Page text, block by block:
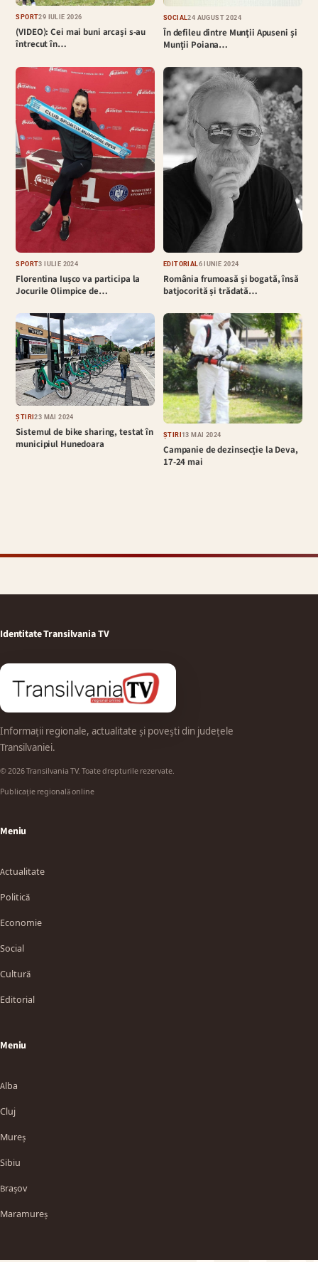
SPORT29 IULIE 2026
(VIDEO): Cei mai buni arcași s-au
întrecut în…
SOCIAL24 AUGUST 2024
În defileu dintre Munţii Apuseni şi
Munţii Poiana…
SPORT3 IULIE 2024
Florentina Iușco va participa la
Jocurile Olimpice de…
EDITORIAL6 IUNIE 2024
România frumoasă și bogată, însă
batjocorită și trădată…
ȘTIRI23 MAI 2024
Sistemul de bike sharing, testat în
municipiul Hunedoara
ȘTIRI13 MAI 2024
Campanie de dezinsecție la Deva,
17-24 mai
Identitate Transilvania TV
Informații regionale, actualitate și povești din județele
Transilvaniei.
© 2026 Transilvania TV. Toate drepturile rezervate.
Publicație regională online
Meniu
Actualitate
Politică
Economie
Social
Cultură
Editorial
Meniu
Alba
Cluj
Mureș
Sibiu
Brașov
Maramureș